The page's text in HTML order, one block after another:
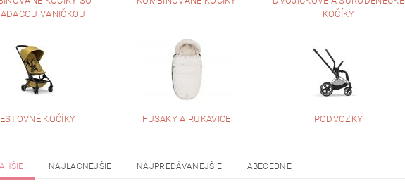
VANIČKOU
KOČÍKY
KOČÍKY FUSAKY A RUKAVICE PODVOZKY
NAJLACNEJŠIE NAJPREDÁVANEJŠIE ABECEDNE